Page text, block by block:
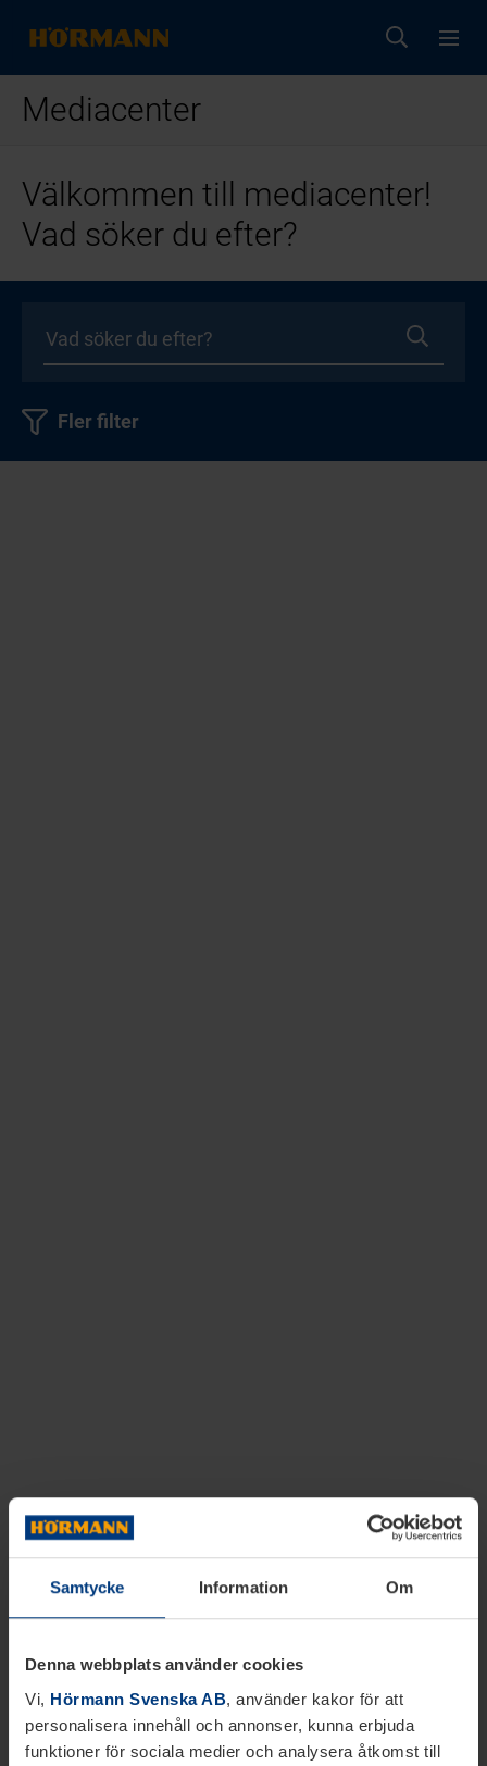
Samtycke Information Om
Denna webbplats använder cookies
Vi, Hörmann Svenska AB, använder kakor för att
personalisera innehåll och annonser, kunna erbjuda
funktioner för sociala medier och analysera åtkomst till
Mediacenter
Välkommen till mediacenter!
Vad söker du efter?
Fler filter